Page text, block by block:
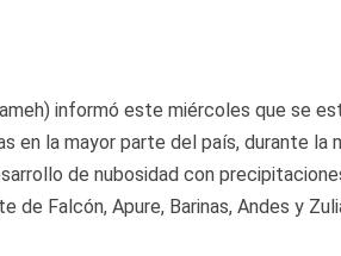
informó este miércoles que se
en la mayor parte del país, durante la
de nubosidad con
de Falcón, Apure, Barinas, Andes y